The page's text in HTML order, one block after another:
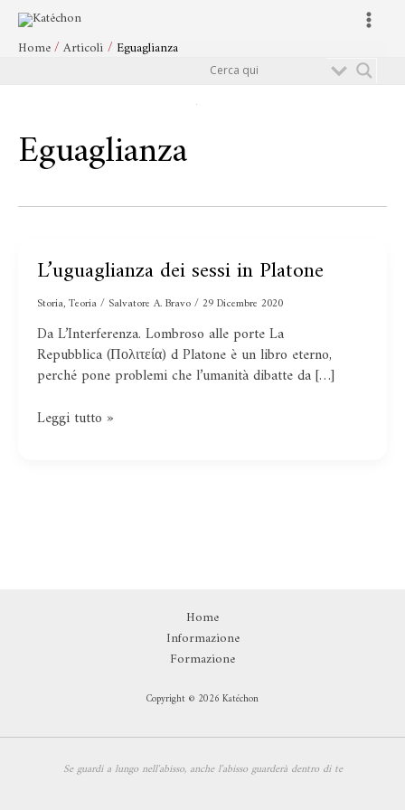
contenuto
Main
Home Articoli Eguaglianza
Eguaglianza
L’uguaglianza dei sessi in Platone
Storia,Teoria/ Salvatore A. Bravo/29 Dicembre 2020
Da L’Interferenza. Lombroso alle porte La
Repubblica (Πολιτεία) d Platone è un libro eterno,
perché pone problemi che l’umanità dibatte da […]
L’uguaglianza
sessi
in
Platone
Leggi tutto »
Home
Informazione
Formazione
Copyright © 2026 Katéchon
Se guardi a lungo nell'abisso, anche l'abisso guarderà dentro di te